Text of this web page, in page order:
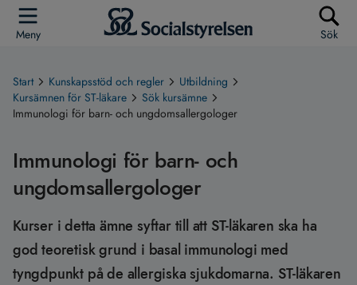
Meny Sök
Start Kunskapsstöd och regler
Utbildning
Kursämnen för ST-läkare
Sök kursämne
Immunologi för barn- och ungdomsallergologer
Immunologi för barn- och
ungdomsallergologer
Kurser i detta ämne syftar till att ST-läkaren ska ha
god teoretisk grund i basal immunologi med
tyngdpunkt på de allergiska sjukdomarna. ST-läkaren